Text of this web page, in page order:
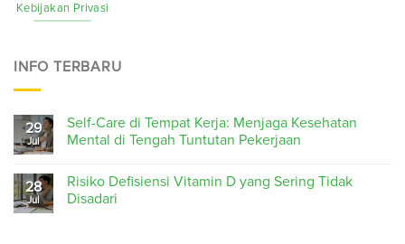
Kebijakan Privasi
INFO TERBARU
29
Jul
Self-Care di Tempat Kerja: Menjaga Kesehatan
Mental di Tengah Tuntutan Pekerjaan
28
Jul
Risiko Defisiensi Vitamin D yang Sering Tidak
Disadari